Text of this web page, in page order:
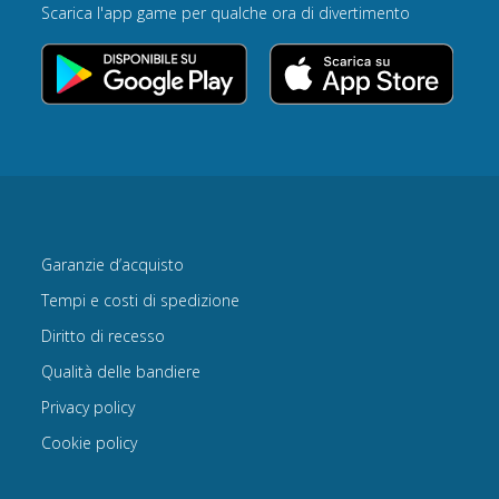
Scarica l'app game per qualche ora di divertimento
Garanzie d’acquisto
Tempi e costi di spedizione
Diritto di recesso
Qualità delle bandiere
Privacy policy
Cookie policy